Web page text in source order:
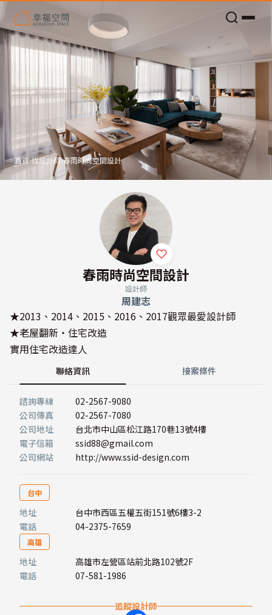
老屋預算分配與高 CP 值煥新術
首頁›找設計師›春雨時尚空間設計
春雨時尚空間設計
設計師
周建志
★2013、2014、2015、2016、2017觀眾最愛設計師
★老屋翻新‧住宅改造
實用住宅改造達人
聯絡資訊 接案條件
諮詢專線
02-2567-9080
公司傳真
02-2567-7080
公司地址
台北市中山區松江路170巷13號4樓
電子信箱
ssid88@gmail.com
公司網站
http://www.ssid-design.com
台中
地址
台中市西區五權五街151號6樓3-2
電話
04-2375-7659
高雄
地址
高雄市左營區站前北路102號2F
電話
07-581-1986
追蹤設計師